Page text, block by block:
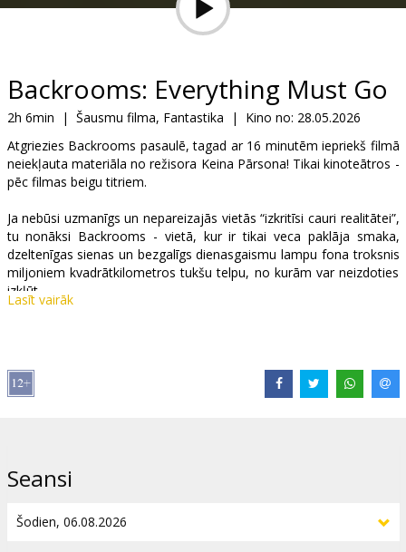
B2B
Kino
Backrooms: Everything Must Go
2h 6min | Šausmu filma, Fantastika | Kino no: 28.05.2026
Atgriezies Backrooms pasaulē, tagad ar 16 minutēm iepriekš filmā
neiekļauta materiāla no režisora Keina Pārsona! Tikai kinoteātros -
pēc filmas beigu titriem.
Ja nebūsi uzmanīgs un nepareizajās vietās “izkritīsi cauri realitātei”,
tu nonāksi Backrooms - vietā, kur ir tikai veca paklāja smaka,
dzeltenīgas sienas un bezgalīgs dienasgaismu lampu fona troksnis
miljoniem kvadrātkilometros tukšu telpu, no kurām var neizdoties
izkļūt.
Filma angļu valodā ar subtitriem latviešu un krievu valodā.
Lomās: Chiwetel Ejiofor
Lasīt vairāk
Seansi